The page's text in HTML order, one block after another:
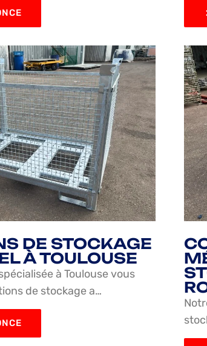
DE STOCKAGE
À TOULOUSE
à Toulouse vous
de stockage a…